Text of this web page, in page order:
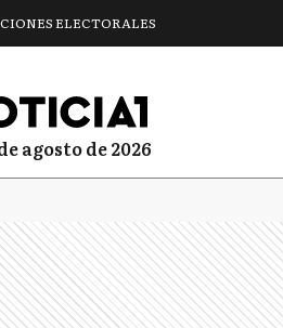
ELECTORALES
agosto de 2026